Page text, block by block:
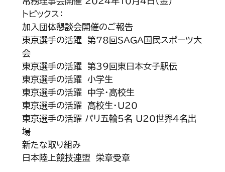
トピックス：
加入団体懇談会開催のご報告
東京選手の活躍 第78回SAGA国民スポーツ大
会
東京選手の活躍 第３９回東日本女子駅伝
東京選手の活躍 小学生
東京選手の活躍 中学・高校生
東京選手の活躍 高校生・U20
東京選手の活躍 パリ五輪5名 U20世界4名出
場
新たな取り組み
日本陸上競技連盟 栄章受章